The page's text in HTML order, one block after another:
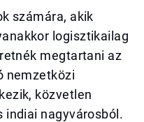
számára, akik
logisztikailag
megtartani az
nemzetközi
közvetlen
indiai nagyvárosból.